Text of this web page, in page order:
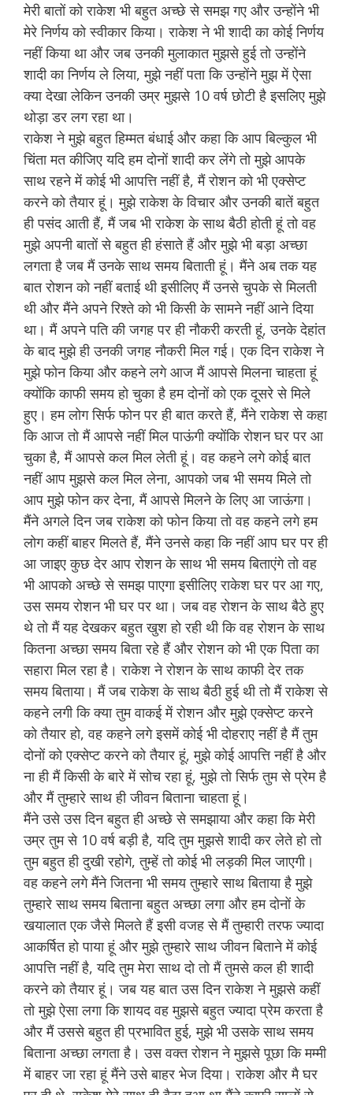
मेरी बातों को राकेश भी बहुत अच्छे से समझ गए और उन्होंने भी
मेरे निर्णय को स्वीकार किया। राकेश ने भी शादी का कोई निर्णय
नहीं किया था और जब उनकी मुलाकात मुझसे हुई तो उन्होंने
शादी का निर्णय ले लिया, मुझे नहीं पता कि उन्होंने मुझ में ऐसा
क्या देखा लेकिन उनकी उम्र मुझसे 10 वर्ष छोटी है इसलिए मुझे
थोड़ा डर लग रहा था।
राकेश ने मुझे बहुत हिम्मत बंधाई और कहा कि आप बिल्कुल भी
चिंता मत कीजिए यदि हम दोनों शादी कर लेंगे तो मुझे आपके
साथ रहने में कोई भी आपत्ति नहीं है, मैं रोशन को भी एक्सेप्ट
करने को तैयार हूं। मुझे राकेश के विचार और उनकी बातें बहुत
ही पसंद आती हैं, मैं जब भी राकेश के साथ बैठी होती हूं तो वह
मुझे अपनी बातों से बहुत ही हंसाते हैं और मुझे भी बड़ा अच्छा
लगता है जब मैं उनके साथ समय बिताती हूं। मैंने अब तक यह
बात रोशन को नहीं बताई थी इसीलिए मैं उनसे चुपके से मिलती
थी और मैंने अपने रिश्ते को भी किसी के सामने नहीं आने दिया
था। मैं अपने पति की जगह पर ही नौकरी करती हूं, उनके देहांत
के बाद मुझे ही उनकी जगह नौकरी मिल गई। एक दिन राकेश ने
मुझे फोन किया और कहने लगे आज मैं आपसे मिलना चाहता हूं
क्योंकि काफी समय हो चुका है हम दोनों को एक दूसरे से मिले
हुए। हम लोग सिर्फ फोन पर ही बात करते हैं, मैंने राकेश से कहा
कि आज तो मैं आपसे नहीं मिल पाऊंगी क्योंकि रोशन घर पर आ
चुका है, मैं आपसे कल मिल लेती हूं। वह कहने लगे कोई बात
नहीं आप मुझसे कल मिल लेना, आपको जब भी समय मिले तो
आप मुझे फोन कर देना, मैं आपसे मिलने के लिए आ जाऊंगा।
मैंने अगले दिन जब राकेश को फोन किया तो वह कहने लगे हम
लोग कहीं बाहर मिलते हैं, मैंने उनसे कहा कि नहीं आप घर पर ही
आ जाइए कुछ देर आप रोशन के साथ भी समय बिताएंगे तो वह
भी आपको अच्छे से समझ पाएगा इसीलिए राकेश घर पर आ गए,
उस समय रोशन भी घर पर था। जब वह रोशन के साथ बैठे हुए
थे तो मैं यह देखकर बहुत खुश हो रही थी कि वह रोशन के साथ
कितना अच्छा समय बिता रहे हैं और रोशन को भी एक पिता का
सहारा मिल रहा है। राकेश ने रोशन के साथ काफी देर तक
समय बिताया। मैं जब राकेश के साथ बैठी हुई थी तो मैं राकेश से
कहने लगी कि क्या तुम वाकई में रोशन और मुझे एक्सेप्ट करने
को तैयार हो, वह कहने लगे इसमें कोई भी दोहराए नहीं है मैं तुम
दोनों को एक्सेप्ट करने को तैयार हूं, मुझे कोई आपत्ति नहीं है और
ना ही मैं किसी के बारे में सोच रहा हूं, मुझे तो सिर्फ तुम से प्रेम है
और मैं तुम्हारे साथ ही जीवन बिताना चाहता हूं।
मैंने उसे उस दिन बहुत ही अच्छे से समझाया और कहा कि मेरी
उम्र तुम से 10 वर्ष बड़ी है, यदि तुम मुझसे शादी कर लेते हो तो
तुम बहुत ही दुखी रहोगे, तुम्हें तो कोई भी लड़की मिल जाएगी।
वह कहने लगे मैंने जितना भी समय तुम्हारे साथ बिताया है मुझे
तुम्हारे साथ समय बिताना बहुत अच्छा लगा और हम दोनों के
खयालात एक जैसे मिलते हैं इसी वजह से मैं तुम्हारी तरफ ज्यादा
आकर्षित हो पाया हूं और मुझे तुम्हारे साथ जीवन बिताने में कोई
आपत्ति नहीं है, यदि तुम मेरा साथ दो तो मैं तुमसे कल ही शादी
करने को तैयार हूं। जब यह बात उस दिन राकेश ने मुझसे कहीं
तो मुझे ऐसा लगा कि शायद वह मुझसे बहुत ज्यादा प्रेम करता है
और मैं उससे बहुत ही प्रभावित हुई, मुझे भी उसके साथ समय
बिताना अच्छा लगता है। उस वक्त रोशन ने मुझसे पूछा कि मम्मी
में बाहर जा रहा हूं मैंने उसे बाहर भेज दिया। राकेश और मै घर